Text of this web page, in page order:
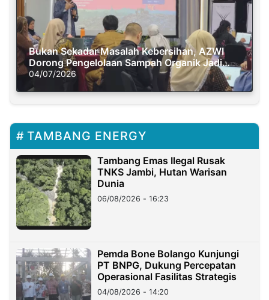
Bukan Sekadar Masalah Kebersihan, AZWI
Dorong Pengelolaan Sampah Organik Jadi
Solusi Krisis Iklim
04/07/2026
TAMBANG ENERGY
Tambang Emas Ilegal Rusak
TNKS Jambi, Hutan Warisan
Dunia
06/08/2026 - 16:23
Pemda Bone Bolango Kunjungi
PT BNPG, Dukung Percepatan
Operasional Fasilitas Strategis
04/08/2026 - 14:20